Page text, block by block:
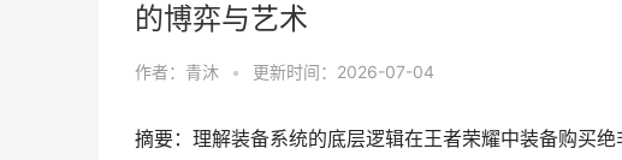
的博弈与艺术
作者： 青沐 • 更新时间：2026-07-04
摘要：理解装备系统的底层逻辑在王者荣耀中装备购买